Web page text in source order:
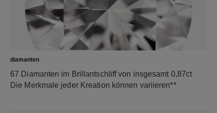
diamanten
67 Diamanten im Brillantschliff von insgesamt 0,87ct
Die Merkmale jeder Kreation können variieren**